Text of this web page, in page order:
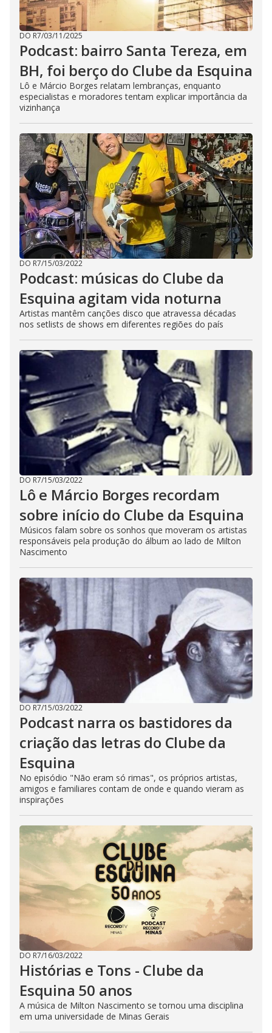
DO R7/03/11/2025
Podcast: bairro Santa Tereza, em
BH, foi berço do Clube da Esquina
Lô e Márcio Borges relatam lembranças, enquanto
especialistas e moradores tentam explicar importância da
vizinhança
DO R7/15/03/2022
Podcast: músicas do Clube da
Esquina agitam vida noturna
Artistas mantêm canções disco que atravessa décadas
nos setlists de shows em diferentes regiões do país
DO R7/15/03/2022
Lô e Márcio Borges recordam
sobre início do Clube da Esquina
Músicos falam sobre os sonhos que moveram os artistas
responsáveis pela produção do álbum ao lado de Milton
Nascimento
DO R7/15/03/2022
Podcast narra os bastidores da
criação das letras do Clube da
Esquina
No episódio "Não eram só rimas", os próprios artistas,
amigos e familiares contam de onde e quando vieram as
inspirações
DO R7/16/03/2022
Histórias e Tons - Clube da
Esquina 50 anos
A música de Milton Nascimento se tornou uma disciplina
em uma universidade de Minas Gerais